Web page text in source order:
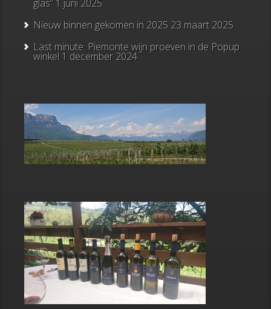
glas” 1 juni 2025
Nieuw binnen gekomen in 2025 23 maart 2025
Last minute: Piemonte wijn proeven in de Popup
winkel 1 december 2024